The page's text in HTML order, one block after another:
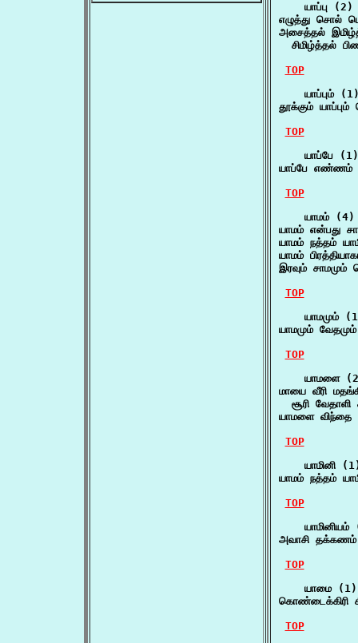
    யாப்பு (2)
எழுத்து சொல்
அசைத்தல்
சிமிழ்த்தல்
TOP
யாப்பும்
தூக்கும்
TOP
    யாப்பே (1)
யாப்பே எண்ணம்
TOP
    யாமம் (4)
யாமம் என்பது
யாமம் நத்தம்
யாமம்
இரவும்
TOP
யாமமும்
யாமமும்
TOP
யாமளை
மாயை வீரி
சூரி
யாமளை விந்தை
TOP
யாமினி
யாமம் நத்தம்
TOP
யாமினியம்
அவாசி தக்கணம்
TOP
    யாமை (1)
கொண்டைக்கிரி
TOP